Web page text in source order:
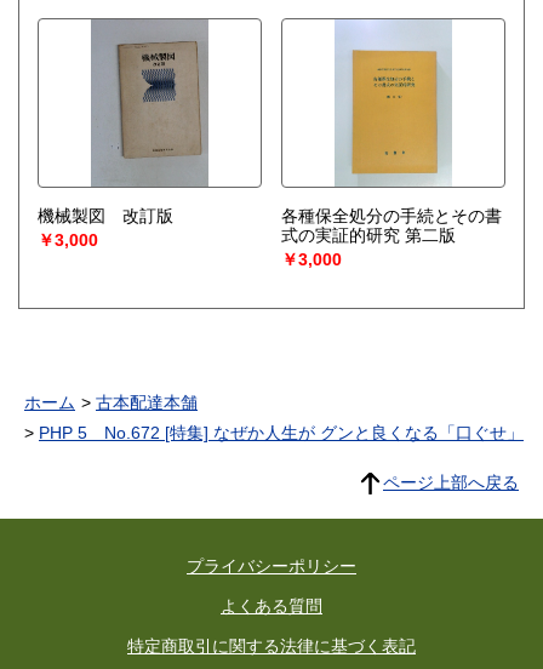
機械製図 改訂版
￥3,000
各種保全処分の手続とその書
式の実証的研究 第二版
￥3,000
ホーム
古本配達本舗
PHP 5 No.672 [特集] なぜか人生が グンと良くなる「口ぐせ」
ページ上部へ戻る
プライバシーポリシー
よくある質問
特定商取引に関する法律に基づく表記